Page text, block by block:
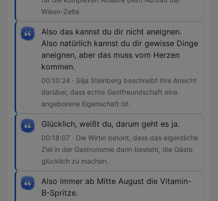
Wiesn-Zelte.
Also das kannst du dir nicht aneignen.
Also natürlich kannst du dir gewisse Dinge
aneignen, aber das muss vom Herzen
kommen.
00:10:24 · Silja Steinberg beschreibt ihre Ansicht
darüber, dass echte Gastfreundschaft eine
angeborene Eigenschaft ist.
Glücklich, weißt du, darum geht es ja.
00:18:07 · Die Wirtin betont, dass das eigentliche
Ziel in der Gastronomie darin besteht, die Gäste
glücklich zu machen.
Also immer ab Mitte August die Vitamin-
B-Spritze.